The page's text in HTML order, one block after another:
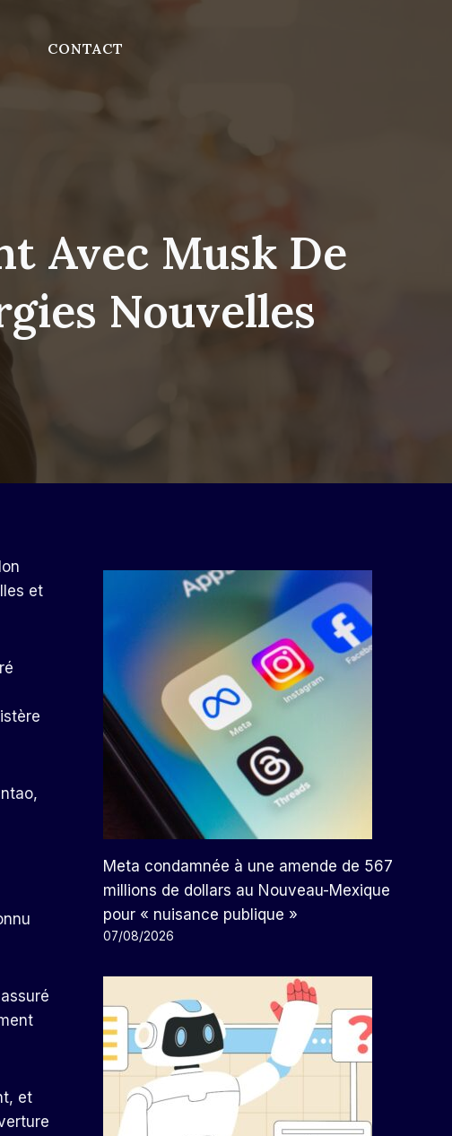
CONTACT
Avec Musk De
Nouvelles
et
et
Meta condamnée à une amende de 567
millions de dollars au Nouveau-Mexique
pour « nuisance publique »
07/08/2026